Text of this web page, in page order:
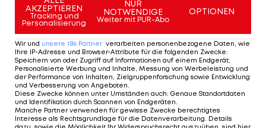
Mehr zum Thema
AKZEPTIEREN
Tracking und
Personalisierung
NUR
NOTWENDIGE
Weiter mit PUR-Abo
OPTIONEN
Wir und unsere 186 Partner verarbeiten personenbezogene Daten, wie
Ihre IP-Adresse und Browser-Attribute für die folgenden Zwecke:
Speichern von oder Zugriff auf Informationen auf einem Endgerät;
Personalisierte Werbung und Inhalte, Messung von Werbeleistung und
der Performance von Inhalten, Zielgruppenforschung sowie Entwicklung
und Verbesserung von Angeboten.
Diese Zwecke können unter Umständen auch: Genaue Standortdaten
und Identifikation durch Scannen von Endgeräten.
Manche Partner verwenden für gewisse Zwecke berechtigtes
Interesse als Rechtsgrundlage für die Datenverarbeitung. Details